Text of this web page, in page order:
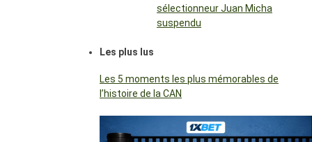
sélectionneur Juan Micha
suspendu
Les plus lus
Les 5 moments les plus mémorables de
l’histoire de la CAN